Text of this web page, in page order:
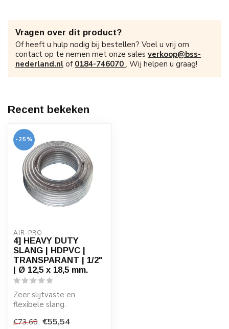
Vragen over dit product?
Of heeft u hulp nodig bij bestellen? Voel u vrij om
contact op te nemen met onze sales verkoop@bss-
nederland.nl of 0184-746070 . Wij helpen u graag!
Recent bekeken
-25%
AIR-PRO
4] HEAVY DUTY
SLANG | HDPVC |
TRANSPARANT | 1/2"
| Ø 12,5 x 18,5 mm.
Zeer slijtvaste en
flexibele slang.
BS6066 en ISO5774.
€73,68 €55,54